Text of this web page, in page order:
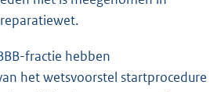
fractie hebben
het wetsvoorstel startprocedure